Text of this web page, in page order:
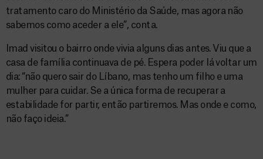
tratamento caro do Ministério da Saúde, mas agora não
sabemos como aceder a ele”, conta.
Imad visitou o bairro onde vivia alguns dias antes. Viu que a
casa de família continuava de pé. Espera poder lá voltar um
dia: “não quero sair do Líbano, mas tenho um filho e uma
mulher para cuidar. Se a única forma de recuperar a
estabilidade for partir, então partiremos. Mas onde e como,
não faço ideia.”